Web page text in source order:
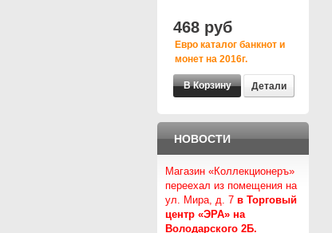
468 руб
Евро каталог банкнот и
монет на 2016г.
Детали
НОВОСТИ
Магазин «Коллекционеръ»
переехал из помещения на
ул. Мира, д. 7 в Торговый
центр «ЭРА» на
Володарского 2Б.